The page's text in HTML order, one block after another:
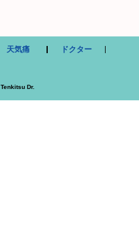
天気痛
ドクター
Tenkitsu Dr.